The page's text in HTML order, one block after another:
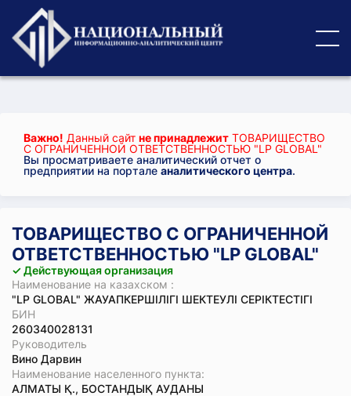
Важно! Данный сайт не принадлежит ТОВАРИЩЕСТВО
С ОГРАНИЧЕННОЙ ОТВЕТСТВЕННОСТЬЮ "LP GLOBAL"
Вы просматриваете аналитический отчет о
предприятии на портале аналитического центра.
ТОВАРИЩЕСТВО С ОГРАНИЧЕННОЙ
ОТВЕТСТВЕННОСТЬЮ "LP GLOBAL"
✓ Действующая организация
Наименование на казахском :
"LP GLOBAL" ЖАУАПКЕРШІЛІГІ ШЕКТЕУЛІ СЕРІКТЕСТІГІ
БИН
260340028131
Руководитель
Вино Дарвин
Наименование населенного пункта:
АЛМАТЫ Қ., БОСТАНДЫҚ АУДАНЫ